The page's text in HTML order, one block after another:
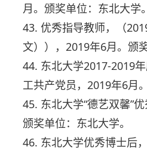
月。颁奖单位：东北大学。
43. 优秀指导教师，（
文）），2019年6月。颁
44. 东北大学2017-2019
工共产党员，2019年6月
45. 东北大学“德艺双馨”
颁奖单位：东北大学。
46. 东北大学优秀博士后